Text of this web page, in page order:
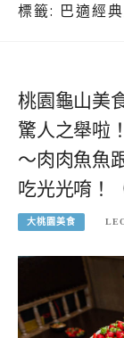
標籤: 巴適經
桃園龜山美
驚人之舉啦
～肉肉魚魚
吃光光唷！
大桃園美食